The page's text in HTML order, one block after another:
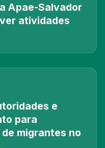
Apae-Salvador
atividades
e
para
migrantes no